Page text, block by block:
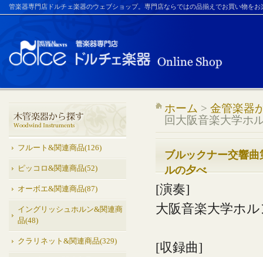
管楽器専門店ドルチェ楽器のウェブショップ。専門店ならではの品揃えでお買い物を
フルート&関連商品(126)
ピッコロ&関連商品(52)
オーボエ&関連商品(87)
イングリッシュホルン&関連商
品(48)
クラリネット&関連商品(329)
ホーム > 金管楽器
回大阪音楽大学ホ
ブルックナー交響
ルの夕べ
[演奏]
大阪音楽大学ホ
[収録曲]